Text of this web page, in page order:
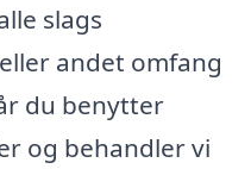
slags
andet omfang
du benytter
og behandler vi